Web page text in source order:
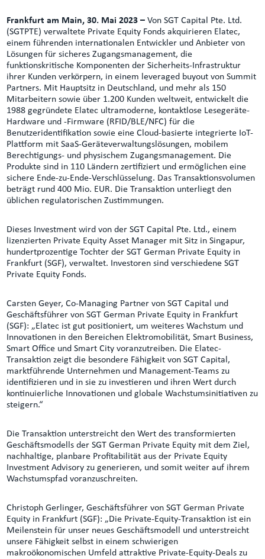
Frankfurt am Main, 30. Mai 2023 –Von SGT Capital Pte. Ltd.
(SGTPTE) verwaltete Private Equity Fonds akquirieren Elatec,
einem führenden internationalen Entwickler und Anbieter von
Lösungen für sicheres Zugangsmanagement, die
funktionskritische Komponenten der Sicherheits-Infrastruktur
ihrer Kunden verkörpern, in einem leveraged buyout von Summit
Partners. Mit Hauptsitz in Deutschland, und mehr als 150
Mitarbeitern sowie über 1.200 Kunden weltweit, entwickelt die
1988 gegründete Elatec ultramoderne, kontaktlose Lesegeräte-
Hardware und -Firmware (RFID/BLE/NFC) für die
Benutzeridentifikation sowie eine Cloud-basierte integrierte IoT-
Plattform mit SaaS-Geräteverwaltungslösungen, mobilem
Berechtigungs- und physischem Zugangsmanagement. Die
Produkte sind in 110 Ländern zertifiziert und ermöglichen eine
sichere Ende-zu-Ende-Verschlüsselung. Das Transaktionsvolumen
beträgt rund 400 Mio. EUR. Die Transaktion unterliegt den
üblichen regulatorischen Zustimmungen.
Dieses Investment wird von der SGT Capital Pte. Ltd., einem
lizenzierten Private Equity Asset Manager mit Sitz in Singapur,
hundertprozentige Tochter der SGT German Private Equity in
Frankfurt (SGF), verwaltet. Investoren sind verschiedene SGT
Private Equity Fonds.
Carsten Geyer, Co-Managing Partner von SGT Capital und
Geschäftsführer von SGT German Private Equity in Frankfurt
(SGF): „Elatec ist gut positioniert, um weiteres Wachstum und
Innovationen in den Bereichen Elektromobilität, Smart Business,
Smart Office und Smart City voranzutreiben. Die Elatec-
Transaktion zeigt die besondere Fähigkeit von SGT Capital,
marktführende Unternehmen und Management-Teams zu
identifizieren und in sie zu investieren und ihren Wert durch
kontinuierliche Innovationen und globale Wachstumsinitiativen zu
steigern.“
Die Transaktion unterstreicht den Wert des transformierten
Geschäftsmodells der SGT German Private Equity mit dem Ziel,
nachhaltige, planbare Profitabilität aus der Private Equity
Investment Advisory zu generieren, und somit weiter auf ihrem
Wachstumspfad voranzuschreiten.
Christoph Gerlinger, Geschäftsführer von SGT German Private
Equity in Frankfurt (SGF): „Die Private-Equity-Transaktion ist ein
Meilenstein für unser neues Geschäftsmodell und unterstreicht
unsere Fähigkeit selbst in einem schwierigen
makroökonomischen Umfeld attraktive Private-Equity-Deals zu